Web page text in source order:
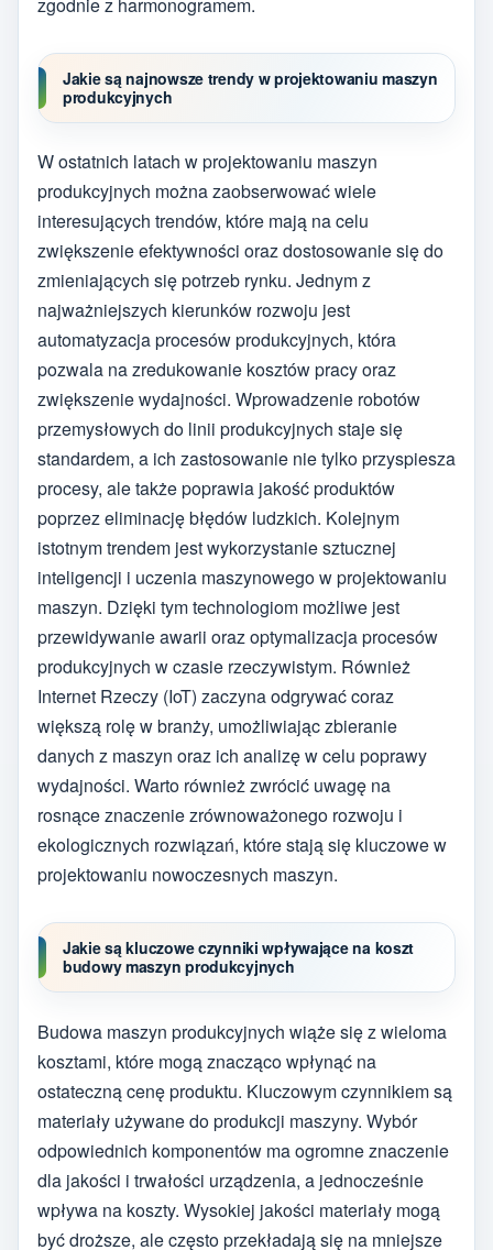
Jakie są najnowsze trendy w projektowaniu maszyn
produkcyjnych
W ostatnich latach w projektowaniu maszyn
produkcyjnych można zaobserwować wiele
interesujących trendów, które mają na celu
zwiększenie efektywności oraz dostosowanie się do
zmieniających się potrzeb rynku. Jednym z
najważniejszych kierunków rozwoju jest
automatyzacja procesów produkcyjnych, która
pozwala na zredukowanie kosztów pracy oraz
zwiększenie wydajności. Wprowadzenie robotów
przemysłowych do linii produkcyjnych staje się
standardem, a ich zastosowanie nie tylko przyspiesza
procesy, ale także poprawia jakość produktów
poprzez eliminację błędów ludzkich. Kolejnym
istotnym trendem jest wykorzystanie sztucznej
inteligencji i uczenia maszynowego w projektowaniu
maszyn. Dzięki tym technologiom możliwe jest
przewidywanie awarii oraz optymalizacja procesów
produkcyjnych w czasie rzeczywistym. Również
Internet Rzeczy (IoT) zaczyna odgrywać coraz
większą rolę w branży, umożliwiając zbieranie
danych z maszyn oraz ich analizę w celu poprawy
wydajności. Warto również zwrócić uwagę na
rosnące znaczenie zrównoważonego rozwoju i
ekologicznych rozwiązań, które stają się kluczowe w
projektowaniu nowoczesnych maszyn.
Jakie są kluczowe czynniki wpływające na koszt
budowy maszyn produkcyjnych
Budowa maszyn produkcyjnych wiąże się z wieloma
kosztami, które mogą znacząco wpłynąć na
ostateczną cenę produktu. Kluczowym czynnikiem są
materiały używane do produkcji maszyny. Wybór
odpowiednich komponentów ma ogromne znaczenie
dla jakości i trwałości urządzenia, a jednocześnie
wpływa na koszty. Wysokiej jakości materiały mogą
być droższe, ale często przekładają się na mniejsze